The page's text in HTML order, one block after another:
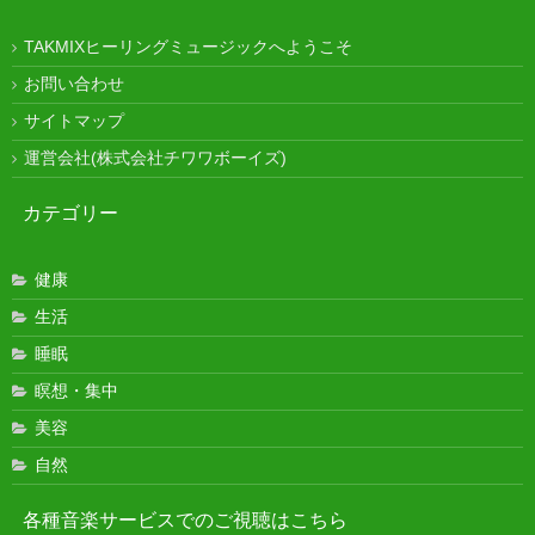
TAKMIXヒーリングミュージックへようこそ
お問い合わせ
サイトマップ
運営会社(株式会社チワワボーイズ)
カテゴリー
健康
生活
睡眠
瞑想・集中
美容
自然
各種音楽サービスでのご視聴はこちら